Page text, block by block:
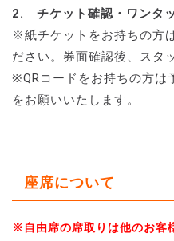
2. チケット確認・ワンタ
※紙チケットをお持ちの方
ださい。券面確認後、スタ
※QRコードをお持ちの方は
をお願いいたします。
座席について
※自由席の席取りは他のお客